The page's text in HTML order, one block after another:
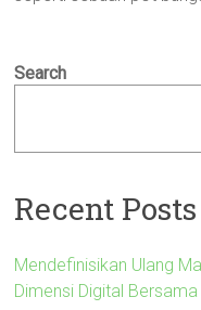
Search
Recent Posts
Mendefinisikan Ulang
Dimensi Digital